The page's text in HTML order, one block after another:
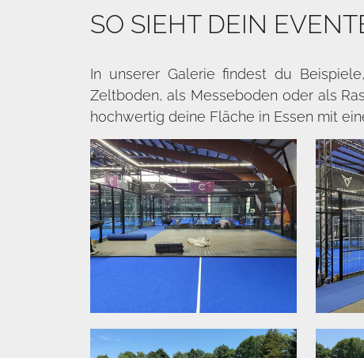
SO SIEHT DEIN
In unserer Galerie findest du
Zeltboden, als Messeboden oder als
hochwertig deine Fläche in Essen mit